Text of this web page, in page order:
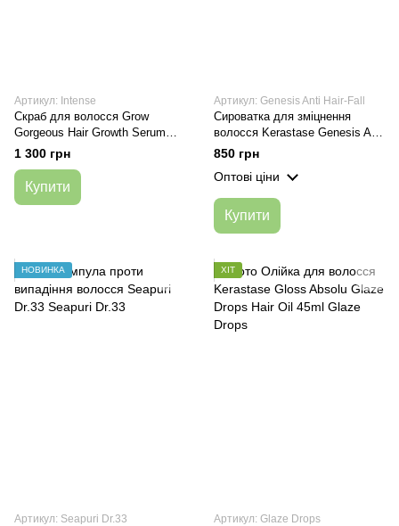
Артикул: Intense
Скраб для волосся Grow
Gorgeous Hair Growth Serum
Intense 60ml
1 300 грн
Купити
Артикул: Genesis Anti Hair-Fall
Сироватка для зміцнення
волосся Kerastase Genesis Anti
Hair-Fall Fortifying Serum, 30 мл
850 грн
Оптові ціни
Купити
НОВИНКА
Артикул: Seapuri Dr.33
ХІТ
Артикул: Glaze Drops